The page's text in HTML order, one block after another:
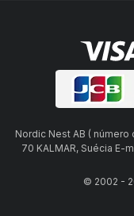
Nordic Nest AB (
70 KALMAR, Suécia
© 2002 -